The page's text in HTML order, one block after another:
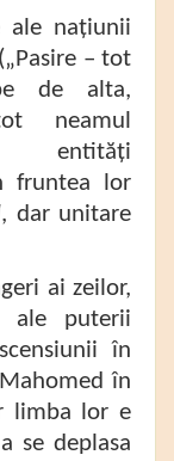
ale națiunii
(„Pasire – tot
de alta,
neamul
entități
fruntea lor
, dar unitare
ai zeilor,
ale puterii
în
în
limba lor e
se deplasa